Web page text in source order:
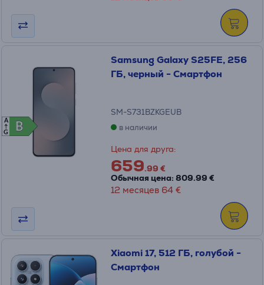
B
B
A
G
Samsung Galaxy S25FE, 256
ГБ, черный - Смартфон
SM-S731BZKGEUB
в наличии
Цена для друга:
659.99 €
Обычная цена: 809.99 €
12 месяцев 64 €
Xiaomi 17, 512 ГБ, голубой -
Смартфон